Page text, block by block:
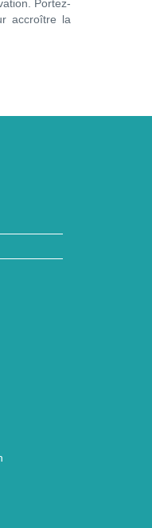
Portez-
accroître la